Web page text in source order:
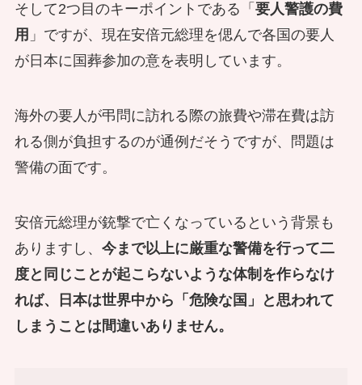
そして2つ目のキーポイントである「 要人警護の費
用 」ですが、現在安倍元総理を偲んで各国の要人
が日本に国葬参加の意を表明しています。
海外の要人が弔問に訪れる際の旅費や滞在費は訪
れる側が負担するのが通例だそうですが、問題は
警備の面です。
安倍元総理が銃撃で亡くなっているという背景も
ありますし、 今まで以上に厳重な警備を行って二
度と同じことが起こらないような体制を作らなけ
れば、日本は世界中から「危険な国」と思われて
しまうことは間違いありません。